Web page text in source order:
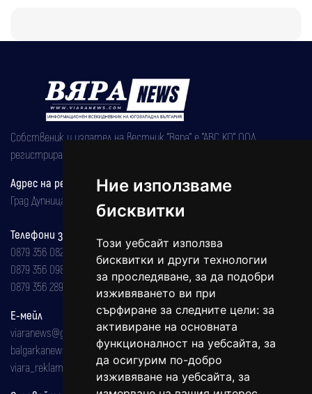
Ние използваме
бисквитки
Този уебсайт използва
бисквитки и други технологии
за проследяване, за да подобри
изживяването ви при
сърфиране за следните цели: за
активиране на основната
функционалност на уебсайта, за
да осигурим по-добро
изживяване на уебсайта, за
Собственик и издател на вестник "Вяра" е "АВС КО" ООД,
регистрирана на 08.05.2002 година.
Адрес на редакцията
Град Дупница, ул.''Христо Ботев" 43
Телефони за реклама и абонаменти
0879 356 082
0879 356 098
0879 356 289
Е-мейл
viaranews@gmail.com
balgarkanews@gmail.com
viara_reklama@mail.bg